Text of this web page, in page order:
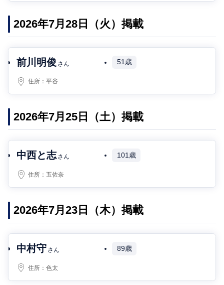
2026年7月28日（火）掲載
前川明俊 さん 51歳
住所：平谷
2026年7月25日（土）掲載
中西と志 さん 101歳
住所：五佐奈
2026年7月23日（木）掲載
中村守 さん 89歳
住所：色太